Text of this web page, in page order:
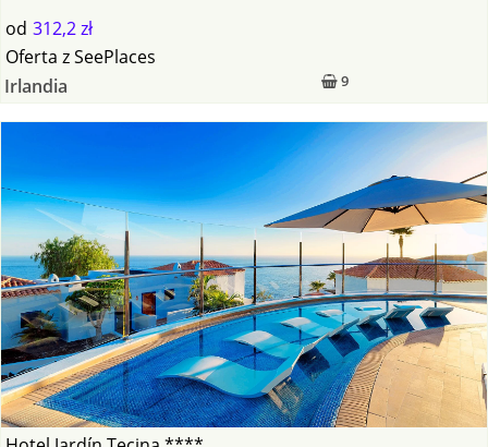
od 312,2 zł
9
Oferta zSeePlaces
Irlandia